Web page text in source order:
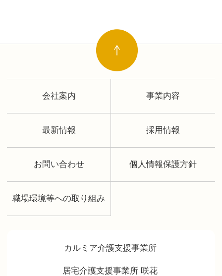
会社案内 事業内容
最新情報 採用情報
お問い合わせ 個人情報保護方針
職場環境等への取り組み
カルミア介護支援事業所
居宅介護支援事業所 咲花